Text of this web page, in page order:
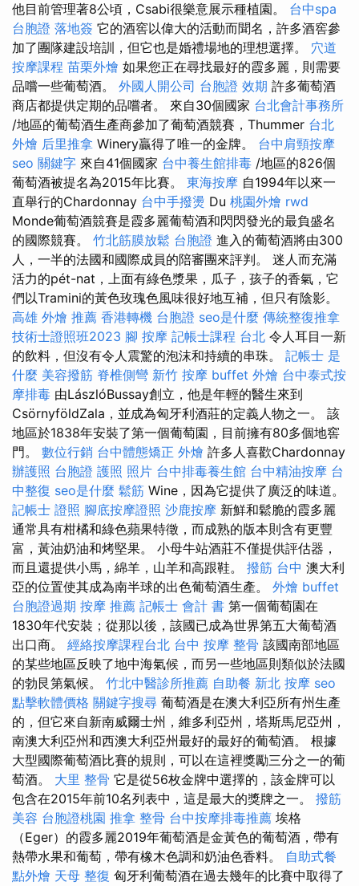
他目前管理著8公頃，Csabi很樂意展示種植園。 台中spa
台胞證 落地簽 它的酒窖以偉大的活動而聞名，許多酒窖參
加了團隊建設培訓，但它也是婚禮場地的理想選擇。 穴道
按摩課程 苗栗外燴 如果您正在尋找最好的霞多麗，則需要
品嚐一些葡萄酒。 外國人開公司 台胞證 效期 許多葡萄酒
商店都提供定期的品嚐者。 來自30個國家 台北會計事務所
/地區的葡萄酒生產商參加了葡萄酒競賽，Thummer 台北
外燴 后里推拿 Winery贏得了唯一的金牌。 台中肩頸按摩
seo 關鍵字 來自41個國家 台中養生館排毒 /地區的826個
葡萄酒被提名為2015年比賽。 東海按摩 自1994年以來一
直舉行的Chardonnay 台中手撥燙 Du 桃園外燴 rwd
Monde葡萄酒競賽是霞多麗葡萄酒和閃閃發光的最負盛名
的國際競賽。 竹北筋膜放鬆 台胞證 進入的葡萄酒將由300
人，一半的法國和國際成員的陪審團來評判。 迷人而充滿
活力的pét-nat，上面有綠色漿果，瓜子，孩子的香氣，它
們以Tramini的黃色玫瑰色風味很好地互補，但只有陰影。
高雄 外燴 推薦 香港轉機 台胞證 seo是什麼 傳統整復推拿
技術士證照班2023 腳 按摩 記帳士課程 台北 令人耳目一新
的飲料，但沒有令人震驚的泡沫和持續的串珠。 記帳士 是
什麼 美容撥筋 脊椎側彎 新竹 按摩 buffet 外燴 台中泰式按
摩排毒 由LászlóBussay創立，他是年輕的醫生來到
CsörnyföldZala，並成為匈牙利酒莊的定義人物之一。 該
地區於1838年安裝了第一個葡萄園，目前擁有80多個地窖
門。 數位行銷 台中體態矯正 外燴 許多人喜歡Chardonnay
辦護照 台胞證 護照 照片 台中排毒養生館 台中精油按摩 台
中整復 seo是什麼 鬆筋 Wine，因為它提供了廣泛的味道。
記帳士 證照 腳底按摩證照 沙鹿按摩 新鮮和鬆脆的霞多麗
通常具有柑橘和綠色蘋果特徵，而成熟的版本則含有更豐
富，黃油奶油和烤堅果。 小母牛站酒莊不僅提供評估器，
而且還提供小馬，綿羊，山羊和高跟鞋。 撥筋 台中 澳大利
亞的位置使其成為南半球的出色葡萄酒生產。 外燴 buffet
台胞證過期 按摩 推薦 記帳士 會計 書 第一個葡萄園在
1830年代安裝；從那以後，該國已成為世界第五大葡萄酒
出口商。 經絡按摩課程台北 台中 按摩 整骨 該國南部地區
的某些地區反映了地中海氣候，而另一些地區則類似於法國
的勃艮第氣候。 竹北中醫診所推薦 自助餐 新北 按摩 seo
點擊軟體價格 關鍵字搜尋 葡萄酒是在澳大利亞所有州生產
的，但它來自新南威爾士州，維多利亞州，塔斯馬尼亞州，
南澳大利亞州和西澳大利亞州最好的最好的葡萄酒。 根據
大型國際葡萄酒比賽的規則，可以在這裡獎勵三分之一的葡
萄酒。 大里 整骨 它是從56枚金牌中選擇的，該金牌可以
包含在2015年前10名列表中，這是最大的獎牌之一。 撥筋
美容 台胞證桃園 推拿 整骨 台中按摩排毒推薦 埃格
（Eger）的霞多麗2019年葡萄酒是金黃色的葡萄酒，帶有
熱帶水果和葡萄，帶有橡木色調和奶油色香料。 自助式餐
點外燴 天母 整復 匈牙利葡萄酒在過去幾年的比賽中取得了